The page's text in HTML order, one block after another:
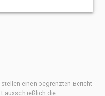
einen begrenzten Bericht
ausschließlich die